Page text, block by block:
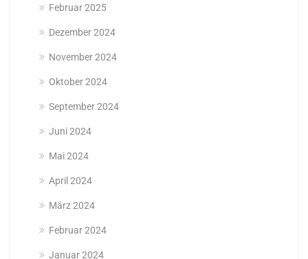
Februar 2025
Dezember 2024
November 2024
Oktober 2024
September 2024
Juni 2024
Mai 2024
April 2024
März 2024
Februar 2024
Januar 2024